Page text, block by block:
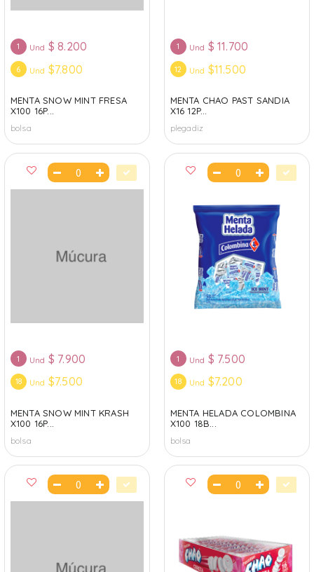
1 Und $ 8.200
6 Und $7.800
MENTA SNOW MINT FRESA
X100 16P...
bolsa
1 Und $ 11.700
12 Und $11.500
MENTA CHAO PAST SANDIA
X16 12P...
plegadiz
1 Und $ 7.900
18 Und $7.500
MENTA SNOW MINT KRASH
X100 16P...
bolsa
1 Und $ 7.500
18 Und $7.200
MENTA HELADA COLOMBINA
X100 18B...
bolsa